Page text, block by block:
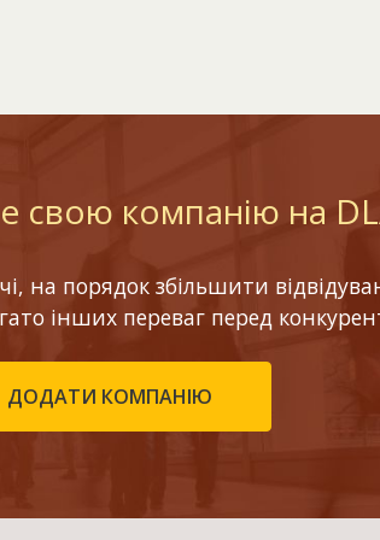
свою компанію на
порядок збільшити
інших переваг перед
ДОДАТИ КОМПАНІЮ